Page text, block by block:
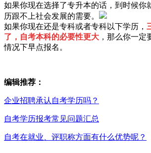
如果你现在选择了专升本的话，到时候你
历跟不上社会发展的需要。
如果你现在还是专科或者专科以下学历，
了，自考本科的必要性更大 ，那么你一定
情况下早点报名。
编辑推荐：
企业招聘承认自考学历吗？
自考学历报考常见问题汇总
自考在就业、评职称方面有什么优势呢？